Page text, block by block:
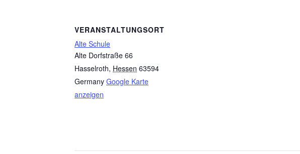
VERANSTALTUNGSORT
Alte Schule
Alte Dorfstraße 66
Hasselroth, Hessen 63594
Germany Google Karte
anzeigen